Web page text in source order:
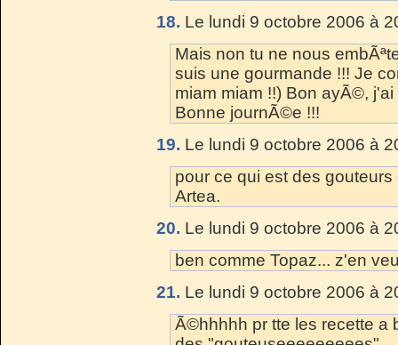
18. Le lundi 9 octobre 2006 à
Mais non tu ne nous
suis une gourmande !!! Je
miam miam !!) Bon ayÃ©,
Bonne journÃ©e !!!
19. Le lundi 9 octobre 2006 à
pour ce qui est des gouteurs
Artea.
20. Le lundi 9 octobre 2006 à
ben comme Topaz... z'en
21. Le lundi 9 octobre 2006 à
Ã©hhhhh pr tte les recette a